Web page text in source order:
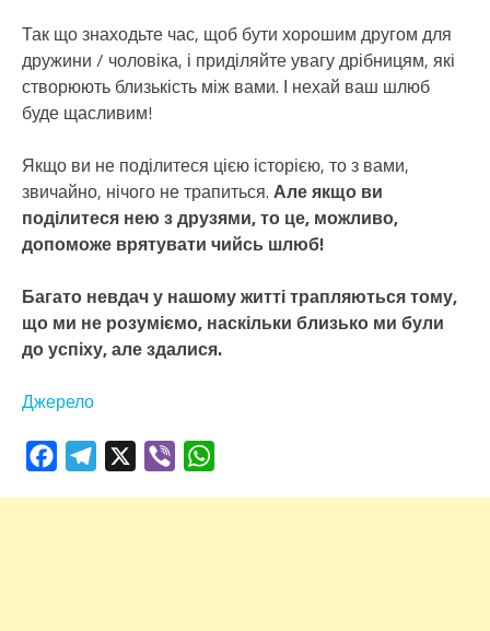
Так що знаходьте час, щоб бути хорошим другом для
дружини / чоловіка, і приділяйте увагу дрібницям, які
створюють близькість між вами. І нехай ваш шлюб
буде щасливим!
Якщо ви не поділитеся цією історією, то з вами,
звичайно, нічого не трапиться. Але якщо ви
поділитеся нею з друзями, то це, можливо,
допоможе врятувати чийсь шлюб!
Багато невдач у нашому житті трапляються тому,
що ми не розуміємо, наскільки близько ми були
до успіху, але здалися.
Джерело
FacebookTelegram Viber